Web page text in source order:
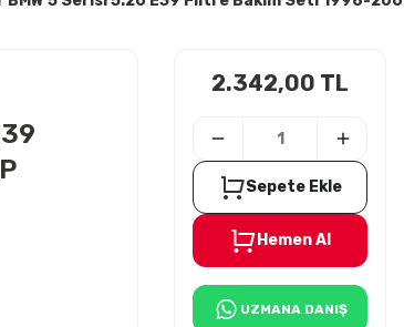
2.342,00 TL
Sepete Ekle
Hemen Al
UZMANA DANIŞ